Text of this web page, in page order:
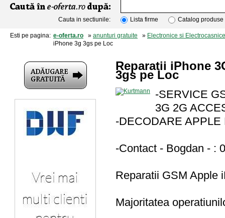
Cauta in sectiunile: Lista firme Catalog produse
Esti pe pagina: e-oferta.ro » anunturi gratuite » Electronice si Electrocasnice
iPhone 3g 3gs pe Loc
Reparatii iPhone
3gs pe Loc
-SERVICE
3G 2G
-DECODARE
-Contact - Bogdan - :
Reparatii GSM Apple
Majoritatea